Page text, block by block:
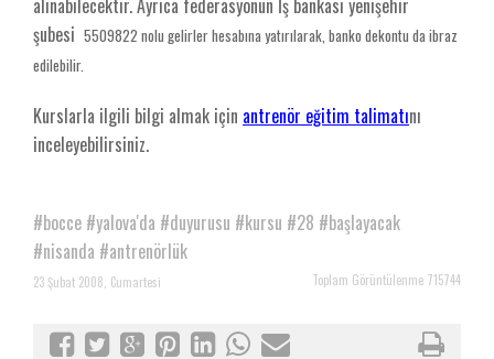
alınabilecektir. Ayrıca federasyonun İş bankası yenişehir
şubesi 5509822 nolu gelirler hesabına yatırılarak, banko dekontu da ibraz
edilebilir.
Kurslarla ilgili bilgi almak için antrenör eğitim talimatını
inceleyebilirsiniz.
#bocce #yalova'da #duyurusu #kursu #28 #başlayacak
#nisanda #antrenörlük
Toplam Görüntülenme 715744
23 Şubat 2008, Cumartesi